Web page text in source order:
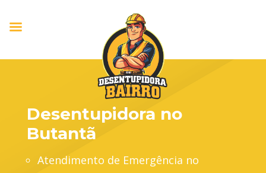
Desentupidora no
Butantã
Atendimento de Emergência no